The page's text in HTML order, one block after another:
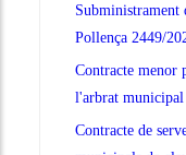
Subministrament
Pollença 2449/
Contracte menor
l'arbrat municipal
Contracte de